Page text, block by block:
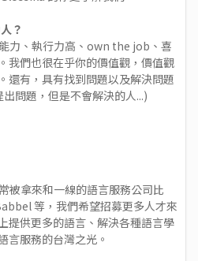
？
力、執行力高、own the job、喜
我們也很在乎你的價值觀，價值觀
還有，具有找到問題以及解決問題
問題，但是不會解決的人...)
被拿來和一線的語言服務公司比
等，我們希望招募更多人才來
提供更多的語言、解決各種語言學
言服務的台灣之光。